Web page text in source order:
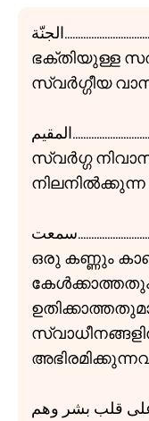
ഭക്തിയുള്ള
സ്വർഗ്ഗീയ
സ്വർഗ്ഗ
ഒരു കണ്ണും
قلب بشر وهم